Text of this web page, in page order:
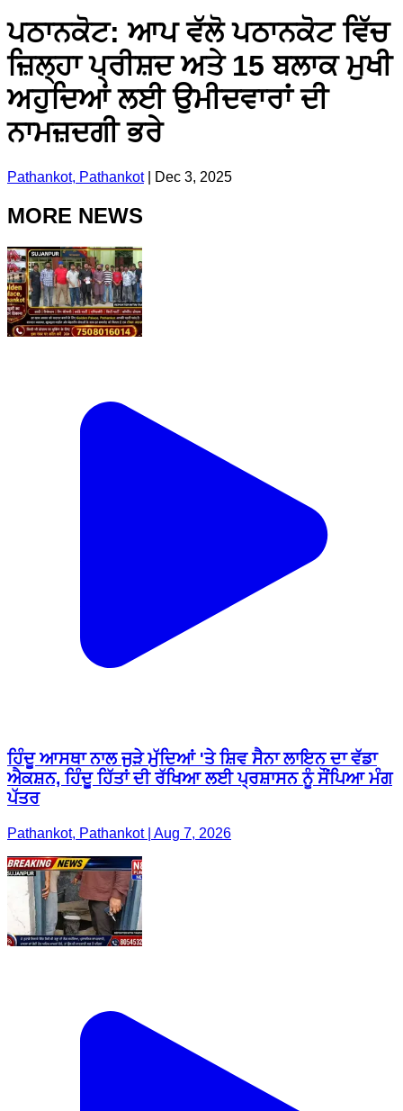
ਪਠਾਨਕੋਟ: ਆਪ ਵੱਲੋ ਪਠਾਨਕੋਟ ਵਿੱਚ
ਜ਼ਿਲ੍ਹਾ ਪ੍ਰੀਸ਼ਦ ਅਤੇ 15 ਬਲਾਕ ਮੁਖੀ
ਅਹੁਦਿਆਂ ਲਈ ਉਮੀਦਵਾਰਾਂ ਦੀ
ਨਾਮਜ਼ਦਗੀ ਭਰੇ
Pathankot, Pathankot| Dec 3, 2025
MORE NEWS
ਹਿੰਦੂ ਆਸਥਾ ਨਾਲ ਜੁੜੇ ਮੁੱਦਿਆਂ 'ਤੇ ਸ਼ਿਵ ਸੈਨਾ ਲਾਇਨ ਦਾ ਵੱਡਾ
ਐਕਸ਼ਨ, ਹਿੰਦੂ ਹਿੱਤਾਂ ਦੀ ਰੱਖਿਆ ਲਈ ਪ੍ਰਸ਼ਾਸਨ ਨੂੰ ਸੌਂਪਿਆ ਮੰਗ
ਪੱਤਰ
Pathankot, Pathankot | Aug 7, 2026